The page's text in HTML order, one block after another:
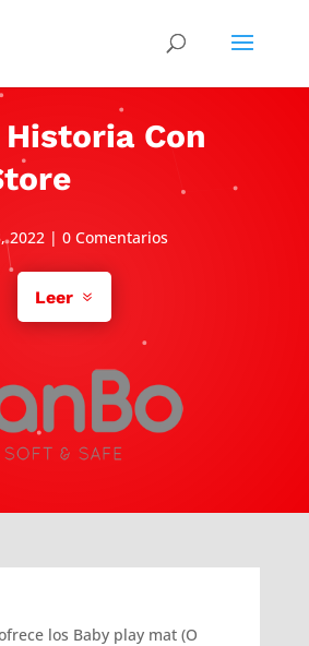
Con
2022| 0 Comentarios
Leer
los Baby play mat (O